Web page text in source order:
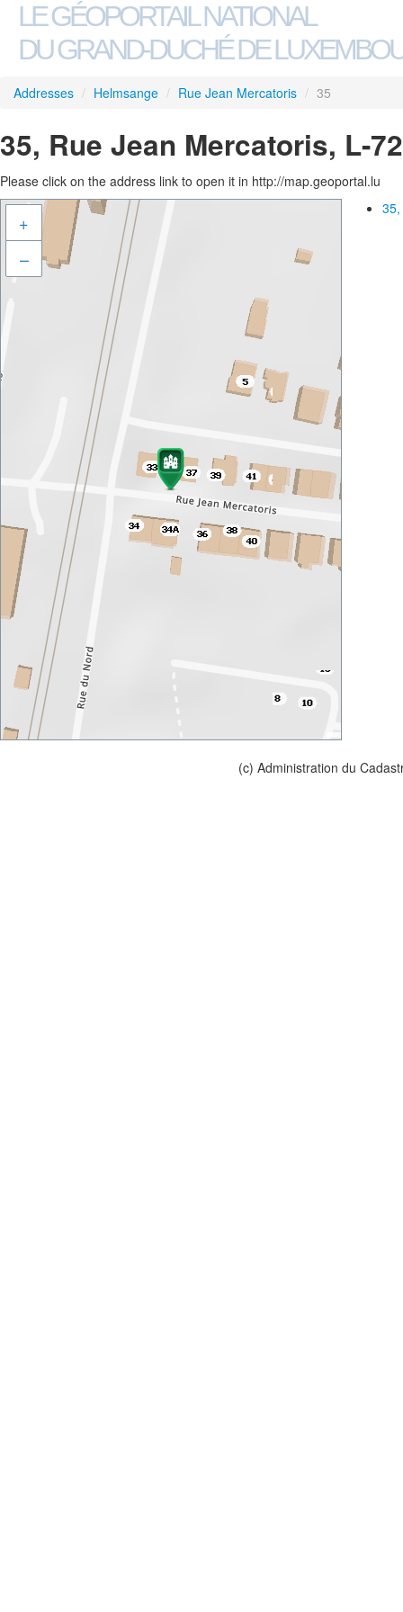
LE GÉOPORTAIL NATIONAL
DU GRAND-DUCHÉ DE
Addresses / Helmsange / Rue Jean Mercatoris / 35
35, Rue Jean Mercatoris, L-
Please click on the address link to open it in http://map.geoportal.lu
+
–
(c) Administration du